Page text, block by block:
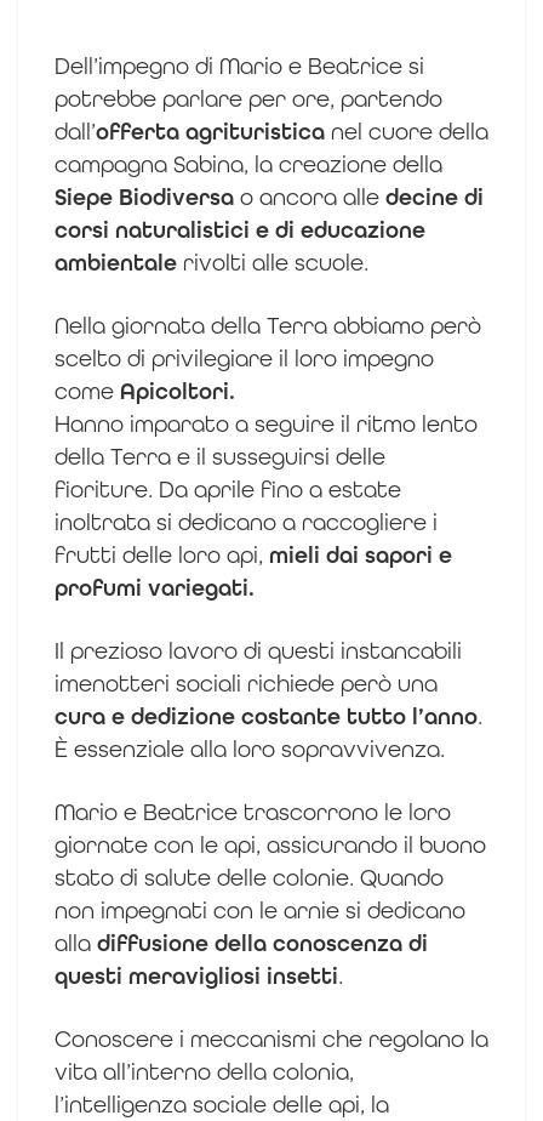
Dell’impegno di Mario e Beatrice si
potrebbe parlare per ore, partendo
dall’offerta agrituristica nel cuore della
campagna Sabina, la creazione della
Siepe Biodiversa o ancora alle decine di
corsi naturalistici e di educazione
ambientale rivolti alle scuole.
Nella giornata della Terra abbiamo però
scelto di privilegiare il loro impegno
come Apicoltori.
Hanno imparato a seguire il ritmo lento
della Terra e il susseguirsi delle
fioriture. Da aprile fino a estate
inoltrata si dedicano a raccogliere i
frutti delle loro api, mieli dai sapori e
profumi variegati.
Il prezioso lavoro di questi instancabili
imenotteri sociali richiede però una
cura e dedizione costante tutto l’anno.
È essenziale alla loro sopravvivenza.
Mario e Beatrice trascorrono le loro
giornate con le api, assicurando il buono
stato di salute delle colonie. Quando
non impegnati con le arnie si dedicano
alla diffusione della conoscenza di
questi meravigliosi insetti.
Conoscere i meccanismi che regolano la
vita all’interno della colonia,
l’intelligenza sociale delle api, la